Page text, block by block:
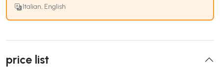
Italian, English
price list